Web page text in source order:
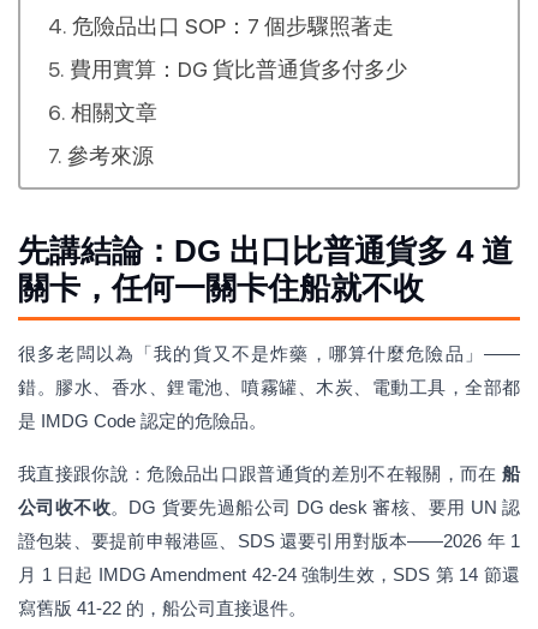
危險品出口 SOP：7 個步驟照著走
費用實算：DG 貨比普通貨多付多少
相關文章
參考來源
先講結論：DG 出口比普通貨多 4 道
關卡，任何一關卡住船就不收
很多老闆以為「我的貨又不是炸藥，哪算什麼危險品」——
錯。膠水、香水、鋰電池、噴霧罐、木炭、電動工具，全部都
是 IMDG Code 認定的危險品。
我直接跟你說：危險品出口跟普通貨的差別不在報關，而在 船
公司收不收。DG 貨要先過船公司 DG desk 審核、要用 UN 認
證包裝、要提前申報港區、SDS 還要引用對版本——2026 年 1
月 1 日起 IMDG Amendment 42-24 強制生效，SDS 第 14 節還
寫舊版 41-22 的，船公司直接退件。